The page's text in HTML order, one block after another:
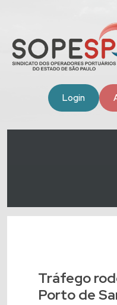
Login
Tráfego
Porto de